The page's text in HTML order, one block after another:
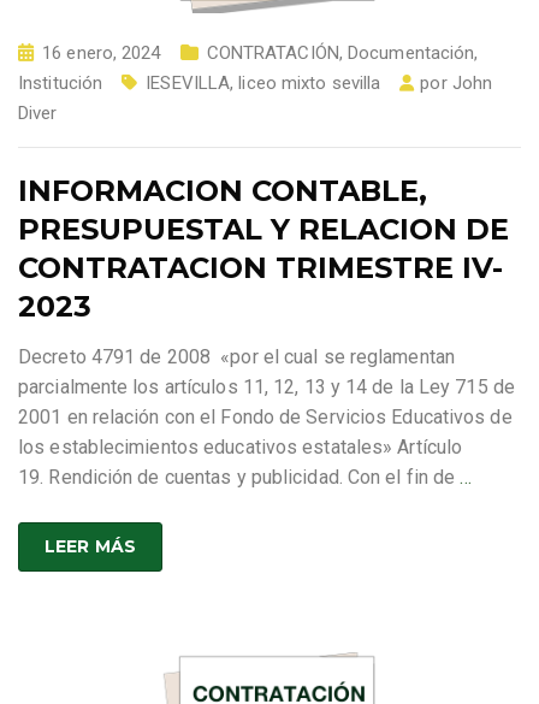
16 enero, 2024 CONTRATACIÓN,Documentación,
Institución
IESEVILLA,liceo mixto sevilla por John
Diver
INFORMACION CONTABLE,
PRESUPUESTAL Y RELACION DE
CONTRATACION TRIMESTRE IV-
2023
Decreto 4791 de 2008 «por el cual se reglamentan
parcialmente los artículos 11, 12, 13 y 14 de la Ley 715 de
2001 en relación con el Fondo de Servicios Educativos de
los establecimientos educativos estatales» Artículo
19. Rendición de cuentas y publicidad. Con el fin de …
LEER MÁS